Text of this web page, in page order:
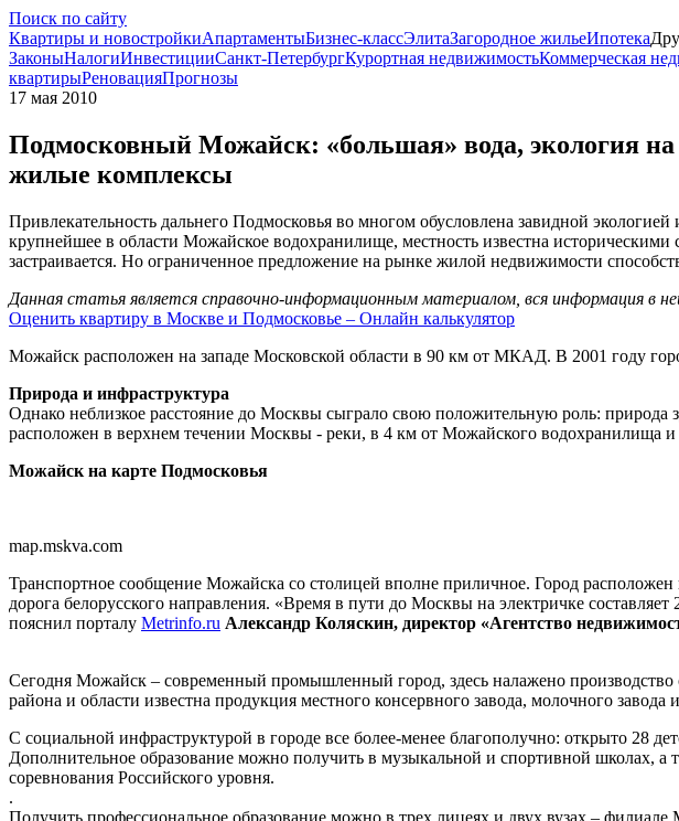
Поиск по сайту
Квартиры и новостройкиАпартаментыБизнес-классЭлитаЗагородное жильеИпотека
ЗаконыНалогиИнвестицииСанкт-ПетербургКурортная недвижимостьКоммерческая
квартирыРеновацияПрогнозы
17 мая 2010
Подмосковный Можайск: «большая» вода, экология
жилые комплексы
Привлекательность дальнего Подмосковья во многом обусловлена завидной
крупнейшее в области Можайское водохранилище, местность известна
застраивается. Но ограниченное предложение на рынке жилой недвижимости
Данная статья является справочно-информационным материалом, вся информация в
Оценить квартиру в Москве и Подмосковье – Онлайн калькулятор
Можайск расположен на западе Московской области в 90 км от МКАД. В 2001 году
Природа и инфраструктура
Однако неблизкое расстояние до Москвы сыграло свою положительную роль:
расположен в верхнем течении Москвы - реки, в 4 км от Можайского водохранилища
Можайск на карте Подмосковья
map.mskva.com
Транспортное сообщение Можайска со столицей вполне приличное. Город
дорога белорусского направления. «Время в пути до Москвы на электричке
пояснил порталу Metrinfo.ru Александр Коляскин, директор «Агентство
Сегодня Можайск – современный промышленный город, здесь налажено
района и области известна продукция местного консервного завода, молочного завода
С социальной инфраструктурой в городе все более-менее благополучно: открыто 28
Дополнительное образование можно получить в музыкальной и спортивной школах,
соревнования Российского уровня.
.
Получить профессиональное образование можно в трех лицеях и двух вузах –